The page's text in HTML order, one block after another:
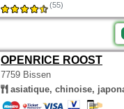
(55)
OPENRICE ROOST
7759 Bissen
asiatique, chinoise,